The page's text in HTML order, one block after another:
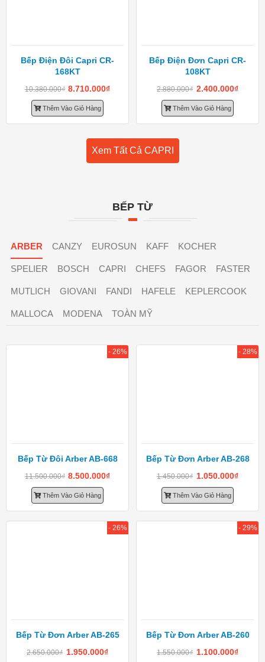
Bếp Điện Đôi Capri CR-
168KT
10.380.000₫ 8.710.000₫
Thêm Vào Giỏ Hàng
Bếp Điện Đơn Capri CR-
108KT
2.880.000₫ 2.400.000₫
Thêm Vào Giỏ Hàng
Xem Tất Cả CAPRI
BẾP TỪ
ARBER CANZY EUROSUN KAFF KOCHER
SPELIER BOSCH CAPRI CHEFS FAGOR FASTER
MUTLICH GIOVANI FANDI HAFELE KEPLERCOOK
MALLOCA MODENA TOÀN MỸ
Bếp Từ Đôi Arber AB-668
11.500.000₫ 8.500.000₫
Thêm Vào Giỏ Hàng
- 26%
Bếp Từ Đơn Arber AB-268
1.450.000₫ 1.050.000₫
Thêm Vào Giỏ Hàng
- 28%
Bếp Từ Đơn Arber AB-265
2.650.000₫ 1.950.000₫
- 26%
Bếp Từ Đơn Arber AB-260
1.550.000₫ 1.100.000₫
- 29%